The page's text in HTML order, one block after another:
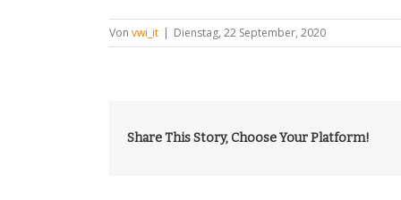
Von vwi_it | Dienstag, 22 September, 2020
Share This Story, Choose Your Platform!